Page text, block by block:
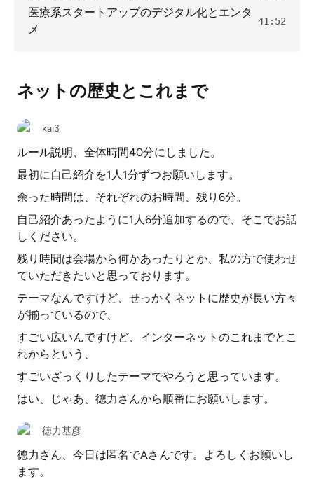
医療系スタートアップのデジタル化とエンタ
メ
41:52
ネットの歴史とこれまで
kai3
ルール説明、全体時間40分にしました。
最初に自己紹介を1人1分ずつお願いします。
余った時間は、それぞれのお時間、残り6分。
自己紹介あったように1人6分追加するので、そこでお話
しください。
残り時間は会場から何かあったりとか、私の方で使わせ
ていただきたいと思っております。
テーマなんですけど、せっかくネットに歴史が長い方々
が揃っているので、
すごい広いんですけど、インターネットのこれまでとこ
れからという、
すごいざっくりしたテーマでやろうと思っています。
はい、じゃあ、徳力さんから順番にお願いします。
徳力基彦
徳力さん、今日は匿名でAさんです。よろしくお願いし
ます。